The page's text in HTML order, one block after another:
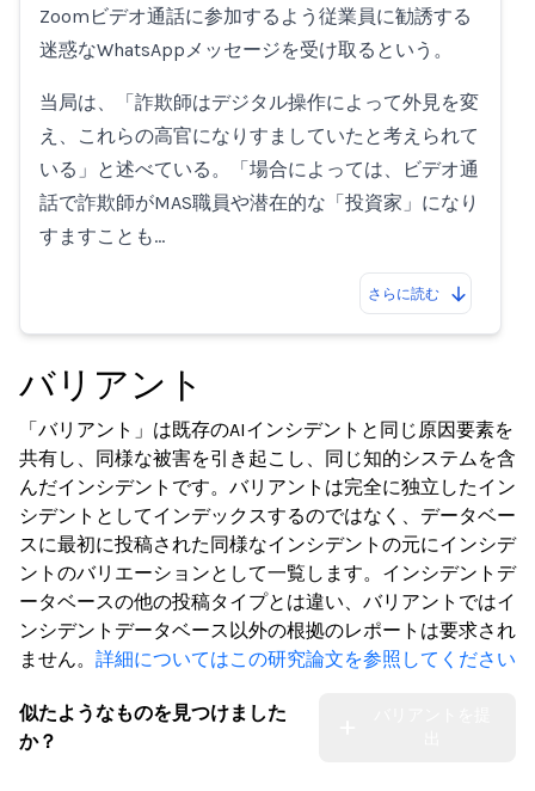
Zoomビデオ通話に参加するよう従業員に勧誘する
迷惑なWhatsAppメッセージを受け取るという。
当局は、「詐欺師はデジタル操作によって外見を変
え、これらの高官になりすましていたと考えられて
いる」と述べている。「場合によっては、ビデオ通
話で詐欺師がMAS職員や潜在的な「投資家」になり
すますことも…
さらに読む
バリアント
「バリアント」は既存のAIインシデントと同じ原因要素を
共有し、同様な被害を引き起こし、同じ知的システムを含
んだインシデントです。バリアントは完全に独立したイン
シデントとしてインデックスするのではなく、データベー
スに最初に投稿された同様なインシデントの元にインシデ
ントのバリエーションとして一覧します。インシデントデ
ータベースの他の投稿タイプとは違い、バリアントではイ
ンシデントデータベース以外の根拠のレポートは要求され
ません。 詳細についてはこの研究論文を参照してください
似たようなものを見つけました
か？